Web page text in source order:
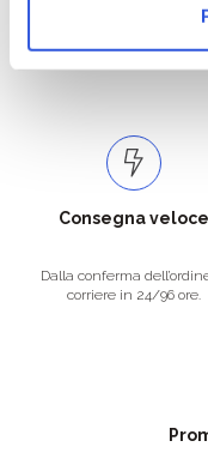
Consegna veloce
Dalla conferma
corriere in 24/96 ore.